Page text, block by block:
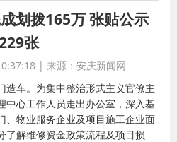
划拨165万 张贴公示
张
| 来源：安庆新闻网
造车。为集中整治形式主义官僚主
中心工作人员走出办公室，深入基
、物业服务企业及项目施工企业面
了解维修资金政策流程及项目损